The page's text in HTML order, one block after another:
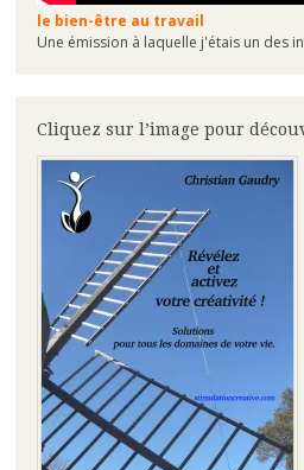
le bien-être au travail
Une émission à laquelle j'étais un des
Cliquez sur l’image pour